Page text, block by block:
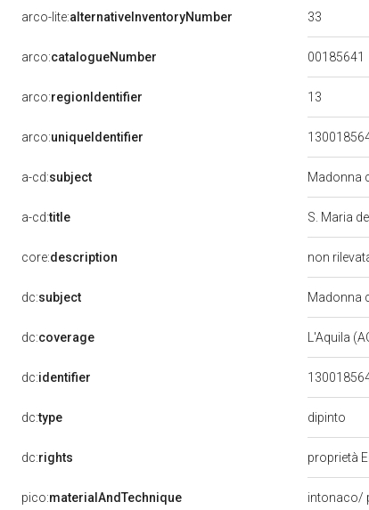
arco-lite:alternativeInventoryNumber 33
arco:catalogueNumber 00185641
arco:regionIdentifier 13
arco:uniqueIdentifier
a-cd:subject Madonna
a-cd:title S. Maria
core:description non
dc:subject Madonna
dc:coverage L'Aquila
dc:identifier
dc:type dipinto
dc:rights proprietà
pico:materialAndTechnique intonaco/